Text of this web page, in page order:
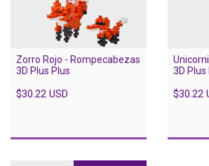
Zorro Rojo - Rompecabezas
3D Plus Plus
$30.22 USD
3D Plus
$30.22